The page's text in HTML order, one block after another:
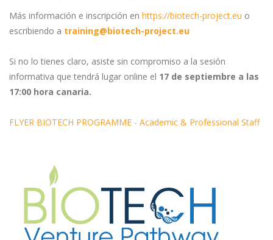
Más información e inscripción en https://biotech-project.eu o
escribiendo a training@biotech-project.eu
Si no lo tienes claro, asiste sin compromiso a la sesión
informativa que tendrá lugar online el 17 de septiembre a las
17:00 hora canaria.
FLYER BIOTECH PROGRAMME - Academic & Professional Staff